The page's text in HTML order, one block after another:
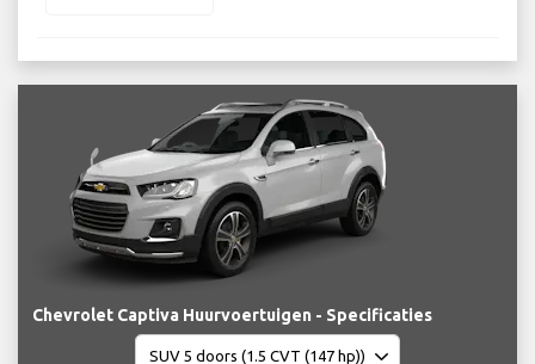
Chevrolet Captiva Huurvoertuigen - Specificaties